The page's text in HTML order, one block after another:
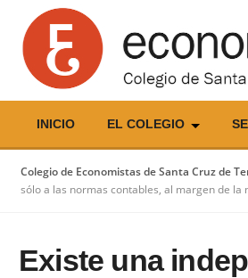
INICIO EL COLEGIO
Colegio de Economistas de Santa Cruz de
sólo a las normas contables, al margen de la
Existe una
de